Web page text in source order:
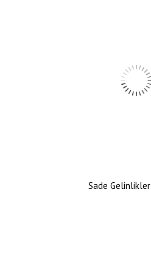
Sade Gelinlikler